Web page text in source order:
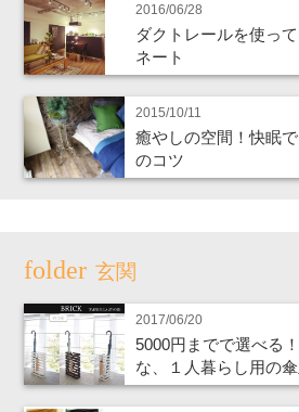
2016/06/28
ダクトレールを使っ
ネート
2015/10/11
癒やしの空間！快眠
のコツ
玄関
2017/06/20
5000円までで選べる
な、１人暮らし用の